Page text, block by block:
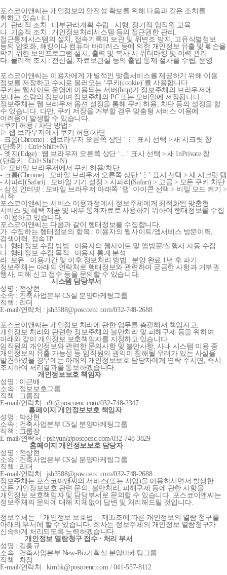
포스코이앤씨는 개인정보의 안전성 확보를 위해 다음과 같은 조치를
취하고 있습니다.
가. 관리적 조치 : 내부관리계획 수립 · 시행, 정기적 임직원 교육
나. 기술적 조치 : 개인정보처리시스템 등의 접근권한 관리,
접근통제시스템의 설치, 접속기록의 보관 및 위변조 방지, 고유식별정보
등의 암호화, 해킹이나 컴퓨터 바이러스 등에 의한 개인정보 유출 및 훼손을
막기 위한 보안프로그램 설치, 출력 및 복사 시 워터마킹 및 이력 관리
다. 물리적 조치 : 전산실, 자료보관실 등의 출입 통제 절차를 수립, 운영
포스코이앤씨는 이용자에게 개별적인 맞춤서비스를 제공하기 위해 이용
정보를 저장하고 수시로 불러오는 ‘쿠키(cookie)’를 사용합니다.
쿠키는 웹사이트 운영에 이용되는 서버(http)가 정보주체의 브라우저에
보내는 소량의 정보이며 정보주체의 PC 또는 모바일에 저장됩니다.
정보주체는 웹 브라우저 옵션 설정을 통해 쿠키 허용, 차단 등의 설정을 할
수 있습니다. 다만, 쿠키 저장을 거부할 경우 맞춤형 서비스 이용에
어려움이 발생할 수 있습니다.
<쿠키 허용 / 차단 방법>
▷ 웹 브라우저에서 쿠키 허용/차단
- 크롬(Chrome) : 웹브라우저 오른쪽 상단 ‘⋮’ 표시 선택 > 새 시크릿 창
(단축키 : Ctrl+Shift+N)
- 엣지(Edge) : 웹 브라우저 오른쪽 상단 ‘…’ 표시 선택 > 새 InPrivate 창
(단축키 : Ctrl+Shift+N)
▷ 모바일 브라우저에서 쿠키 허용/차단
- 크롬(Chrome) : 모바일 브라우저 오른쪽 상단 ‘⋮’ 표시 선택 > 새 시크릿 탭
- 사파리(Safari) : 모바일 기기 설정 > 사파리(Safari) > 고급 > 모든 쿠키 차단
- 삼성 인터넷 : 모바일 브라우저 아래쪽 ‘탭’ 아이콘 선택 > 비밀 모드 켜기 >
시작
포스코이앤씨는 서비스 이용과정에서 정보주체에게 최적화된 맞춤형
서비스 및 혜택 제공 및 내부 통계자료로 사용하기 위하여 행태정보를 수집
· 이용하고 있습니다.
포스코이앤씨는 다음과 같이 행태정보를 수집합니다.
가. 수집하는 행태정보의 항목 : 이용자의 웹사이트/앱서비스 방문이력,
검색이력, 접속 IP
나. 행태정보 수집 방법 : 이용자의 웹사이트 및 앱방문/실행시 자동 수집
다. 행태정보 수집 목적 : 이용자 통계 분석
라. 보유 · 이용기간 및 이후 정보처리 방법 : 분양 완료 1년 후 파기
정보주체는 아래의 연락처로 행태정보와 관련하여 궁금한 사항과 거부권
행사, 피해 신고 접수 등을 문의할 수 있습니다.
시스템 담당부서
성명 : 전상현
소속 : 건축사업본부 CS실 분양마케팅그룹
직책 : 리더
E-mail/연락처 : jsh3588@poscoenc.com/032-748-2688
포스코이앤씨는 개인정보 처리에 관한 업무를 총괄해서 책임지고,
개인정보 처리와 관련한 정보주체의 불만처리 및 피해구제 등을 위하여
아래와 같이 개인정보 보호책임자를 지정하고 있습니다.
임직원의 개인정보와 관련한 문의사항 및 불만사항, 사내 시스템 이용 중
개인정보의 유출 가능성 등 임직원의 권익이 침해될 우려가 있는 사실을
발견하였을 경우에는 아래의 개인정보보호 담당자에게 연락 주시면, 즉시
조치하여 처리결과를 통보하겠습니다.
개인정보보호 책임자
성명 : 이근배
소속 : 정보보호그룹
직책 : 그룹장
E-mail/연락처 : r9t@poscoenc.com/032-748-2347
홈페이지 개인정보보호 책임자
성명 : 박상현
소속 : 건축사업본부 CS실 분양마케팅그룹
직책 : 그룹장
E-mail/연락처 : pshyun@poscoenc.com/032-748-3829
홈페이지 개인정보보호 담당자
성명 : 전상현
소속 : 건축사업본부 CS실 분양마케팅그룹
직책 : 리더
E-mail/연락처 : jsh3588@poscoenc.com/032-748-2688
정보주체는 포스코이앤씨의 서비스(또는 사업)을 이용하시면서 발생한
모든 개인정보보호 관련 문의, 불만처리, 피해구제 등에 관한 사항을
개인정보 보호책임자 및 담당부서로 문의할 수 있습니다. 포스코이앤씨는
정보주체의 문의에 대해 지체없이 답변 및 처리해드릴 것입니다.
정보주체는 「개인정보 보호법」 제35조에 따른 개인정보의 열람 청구를
아래의 부서에 할 수 있습니다. 회사는 정보주체의 개인정보 열람청구가
신속하게 처리되도록 노력하겠습니다.
개인정보 열람청구 접수 · 처리 부서
성명 : 김홍규
소속 : 건축사업본부 New-Biz기획실 분양마케팅그룹
직책 : 차장
E-mail/연락처 : kimhk@poscoenc.com / 041-557-8112